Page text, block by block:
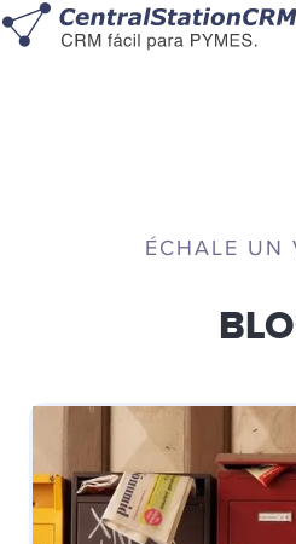
ÉCHALE UN